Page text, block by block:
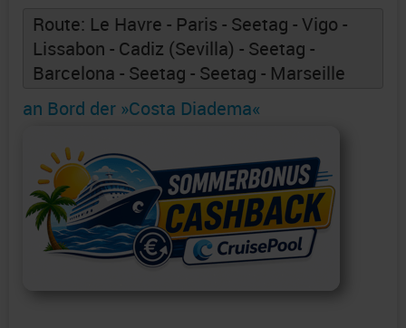
Route: Le Havre - Paris - Seetag - Vigo -
Lissabon - Cadiz (Sevilla) - Seetag -
Barcelona - Seetag - Seetag - Marseille
an Bord der »Costa Diadema«